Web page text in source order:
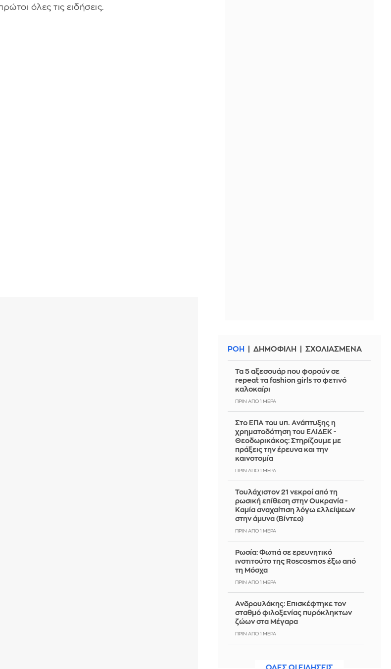
όλες τις ειδήσεις.
ΡΟΗ ΔΗΜΟΦΙΛΗ ΣΧΟΛΙΑΣΜΕΝΑ
Τα 5 αξεσουάρ που φορούν σε
repeat τα fashion girls το φετινό
καλοκαίρι
ΠΡΙΝ ΑΠΌ 1 ΜΈΡΑ
Στο ΕΠΑ του υπ. Ανάπτυξης η
χρηματοδότηση του ΕΛΙΔΕΚ -
Θεοδωρικάκος: Στηρίζουμε με
πράξεις την έρευνα και την
καινοτομία
ΠΡΙΝ ΑΠΌ 1 ΜΈΡΑ
Τουλάχιστον 21 νεκροί από τη
ρωσική επίθεση στην Ουκρανία -
Καμία αναχαίτιση λόγω ελλείψεων
στην άμυνα (Βίντεο)
ΠΡΙΝ ΑΠΌ 1 ΜΈΡΑ
Ρωσία: Φωτιά σε ερευνητικό
ινστιτούτο της Roscosmos έξω από
τη Μόσχα
ΠΡΙΝ ΑΠΌ 1 ΜΈΡΑ
Ανδρουλάκης: Επισκέφτηκε τον
σταθμό φιλοξενίας πυρόκληκτων
ζώων στα Μέγαρα
ΠΡΙΝ ΑΠΌ 1 ΜΈΡΑ
Καλαμάτα